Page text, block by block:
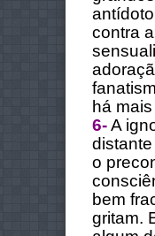
contra
há
6-A
o
bem
gritam.